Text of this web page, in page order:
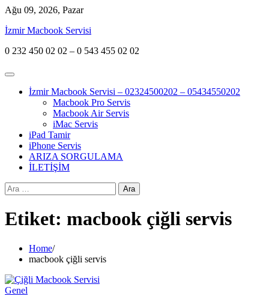
Skip
content
Ağu 09, 2026, Pazar
İzmir Macbook Servisi
0 232 450 02 02 – 0 543 455 02 02
İzmir Macbook Servisi – 02324500202 – 05434550202
Macbook Pro Servis
Macbook Air Servis
iMac Servis
iPad Tamir
iPhone Servis
ARIZA SORGULAMA
İLETİŞİM
Arama:
Etiket: macbook çiğli servis
Home
macbook çiğli servis
Genel